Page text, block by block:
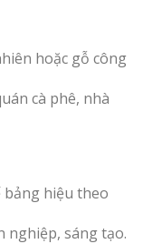
hoặc gỗ công
cà phê, nhà
bảng hiệu theo
nghiệp, sáng tạo.